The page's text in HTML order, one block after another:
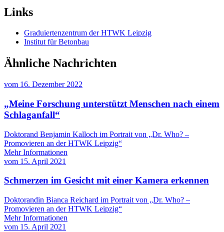
Links
Graduiertenzentrum der HTWK Leipzig
Institut für Betonbau
Ähnliche Nachrichten
vom 16. Dezember 2022
„Meine Forschung unterstützt Menschen nach einem
Schlaganfall“
Doktorand Benjamin Kalloch im Portrait von „Dr. Who? –
Promovieren an der HTWK Leipzig“
Mehr Informationen
vom 15. April 2021
Schmerzen im Gesicht mit einer Kamera erkennen
Doktorandin Bianca Reichard im Portrait von „Dr. Who? –
Promovieren an der HTWK Leipzig“
Mehr Informationen
vom 15. April 2021